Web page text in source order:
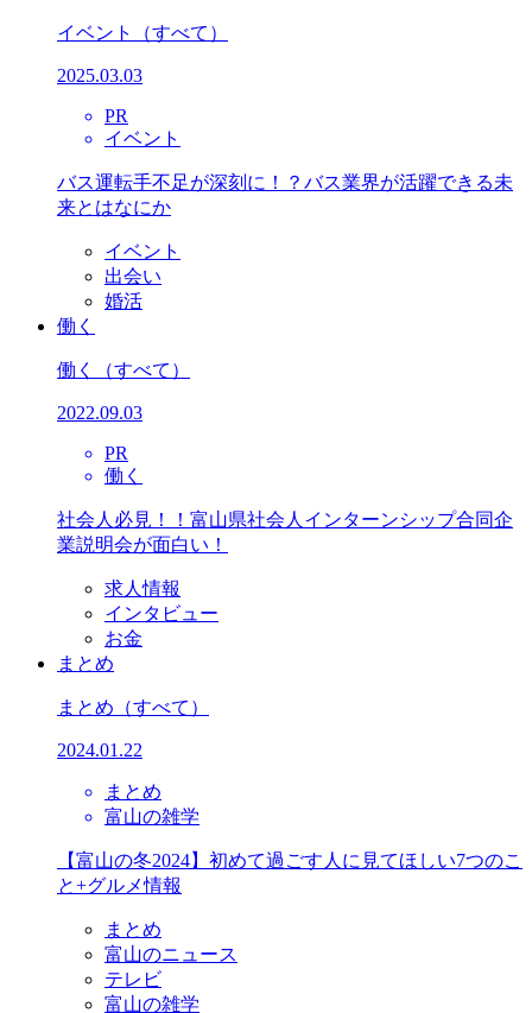
イベント （すべて）
2025.03.03
PR
イベント
バス運転手不足が深刻に！？バス業界が活躍できる未
来とはなにか
イベント
出会い
婚活
働く
働く （すべて）
2022.09.03
PR
働く
社会人必見！！富山県社会人インターンシップ合同企
業説明会が面白い！
求人情報
インタビュー
お金
まとめ
まとめ （すべて）
2024.01.22
まとめ
富山の雑学
【富山の冬2024】初めて過ごす人に見てほしい7つのこ
と+グルメ情報
まとめ
富山のニュース
テレビ
富山の雑学